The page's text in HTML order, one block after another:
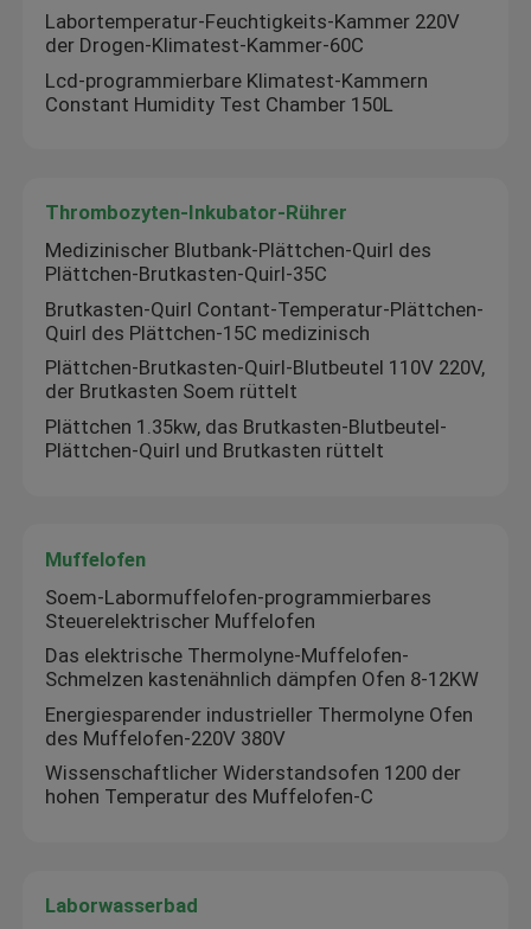
Labortemperatur-Feuchtigkeits-Kammer 220V
der Drogen-Klimatest-Kammer-60C
Lcd-programmierbare Klimatest-Kammern
Constant Humidity Test Chamber 150L
Thrombozyten-Inkubator-Rührer
Medizinischer Blutbank-Plättchen-Quirl des
Plättchen-Brutkasten-Quirl-35C
Brutkasten-Quirl Contant-Temperatur-Plättchen-
Quirl des Plättchen-15C medizinisch
Plättchen-Brutkasten-Quirl-Blutbeutel 110V 220V,
der Brutkasten Soem rüttelt
Plättchen 1.35kw, das Brutkasten-Blutbeutel-
Plättchen-Quirl und Brutkasten rüttelt
Muffelofen
Soem-Labormuffelofen-programmierbares
Steuerelektrischer Muffelofen
Das elektrische Thermolyne-Muffelofen-
Schmelzen kastenähnlich dämpfen Ofen 8-12KW
Energiesparender industrieller Thermolyne Ofen
des Muffelofen-220V 380V
Wissenschaftlicher Widerstandsofen 1200 der
hohen Temperatur des Muffelofen-C
Laborwasserbad